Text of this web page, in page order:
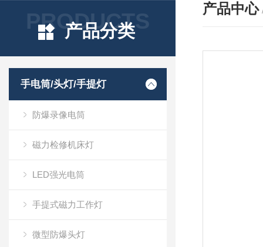
PRODUCTS
产品分类
手电筒/头灯/手提灯
防爆录像电筒
磁力检修机床灯
LED强光电筒
手提式磁力工作灯
微型防爆头灯
产品中心